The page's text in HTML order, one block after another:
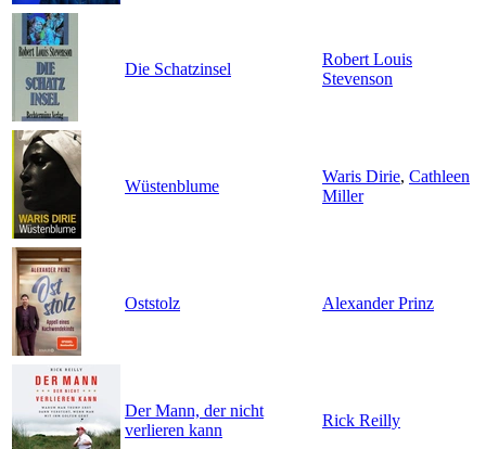
Die Schatzinsel
Robert Louis
Stevenson
Wüstenblume
Waris Dirie, Cathleen
Miller
Oststolz Alexander Prinz
Der Mann, der nicht
verlieren kann
Rick Reilly